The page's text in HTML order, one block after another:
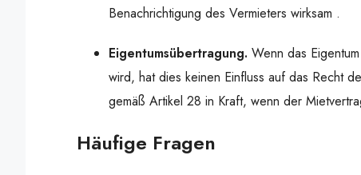
Benachrichtigung des Vermieters wirksam .
Eigentumsübertragung. Wenn das
wird, hat dies keinen Einfluss auf das Recht
gemäß Artikel 28 in Kraft, wenn der
Häufige Fragen